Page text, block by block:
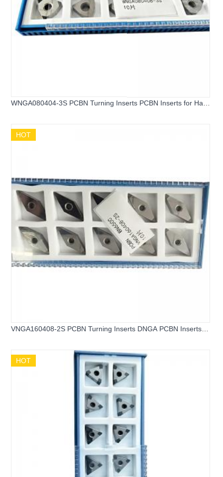
WNGA080404-3S PCBN Turning Inserts PCBN Inserts for Hard
HOT
VNGA160408-2S PCBN Turning Inserts DNGA PCBN Inserts
HOT